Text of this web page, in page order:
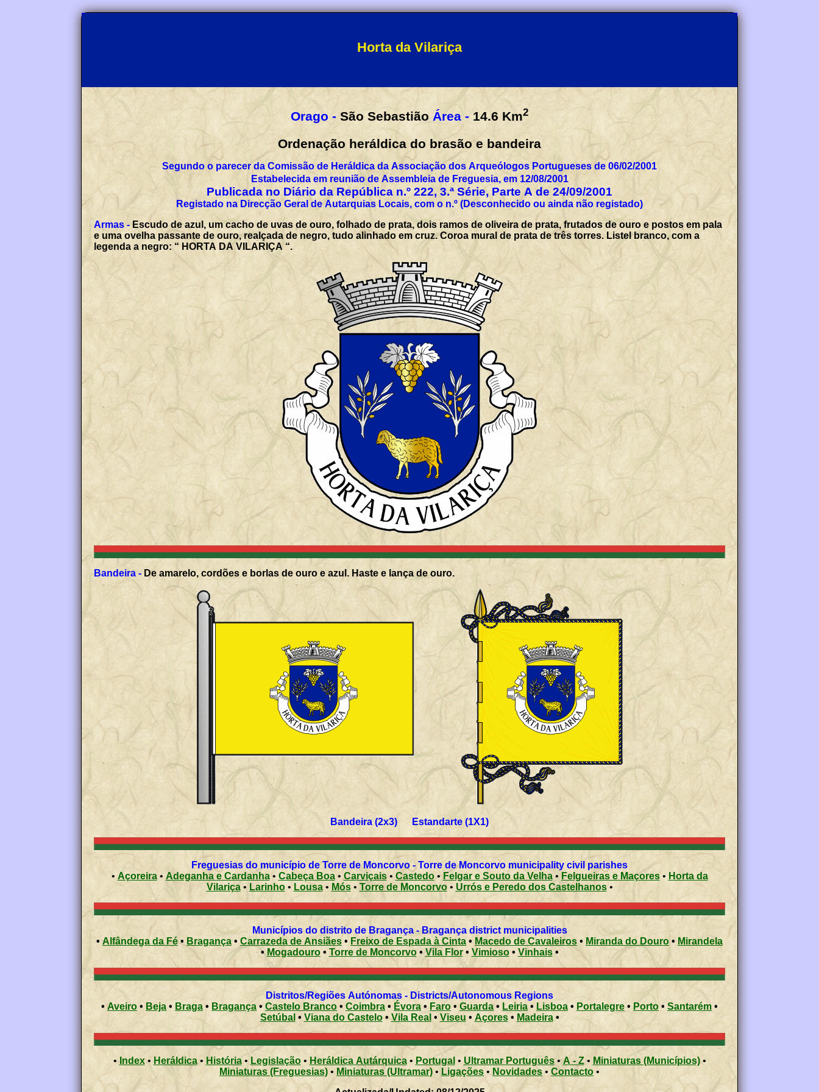
Horta da Vilariça
Orago - São Sebastião Área - 14.6 Km2
Ordenação heráldica do brasão e bandeira
Segundo o parecer da Comissão de Heráldica da Associação dos Arqueólogos Portugueses de 06/02/2001
Estabelecida em reunião de Assembleia de Freguesia, em 12/08/2001
Publicada no Diário da República n.º 222, 3.ª Série, Parte A de 24/09/2001
Registado na Direcção Geral de Autarquias Locais, com o n.º (Desconhecido ou ainda não registado)
Armas - Escudo de azul, um cacho de uvas de ouro, folhado de prata, dois ramos de oliveira de prata, frutados de ouro e postos em pala
e uma ovelha passante de ouro, realçada de negro, tudo alinhado em cruz. Coroa mural de prata de três torres. Listel branco, com a
legenda a negro: “ HORTA DA VILARIÇA “.
Bandeira - De amarelo, cordões e borlas de ouro e azul. Haste e lança de ouro.
Bandeira (2x3) Estandarte (1X1)
Freguesias do município de Torre de Moncorvo - Torre de Moncorvo municipality civil parishes
• Açoreira• Adeganha e Cardanha• Cabeça Boa• Carviçais• Castedo• Felgar e Souto da Velha• Felgueiras e Maçores• Horta da
Vilariça• Larinho• Lousa• Mós• Torre de Moncorvo• Urrós e Peredo dos Castelhanos•
Municípios do distrito de Bragança - Bragança district municipalities
• Alfândega da Fé• Bragança•Carrazeda de Ansiães• Freixo de Espada à Cinta • Macedo de Cavaleiros • Miranda do Douro • Mirandela
• Mogadouro• Torre de Moncorvo•Vila Flor• Vimioso• Vinhais•
Distritos/Regiões Autónomas - Districts/Autonomous Regions
• Aveiro • Beja • Braga• Bragança • Castelo Branco • Coimbra • Évora•Faro • Guarda • Leiria • Lisboa • Portalegre• Porto• Santarém •
Setúbal • Viana do Castelo•Vila Real • Viseu • Açores • Madeira •
•Index• Heráldica• História • Legislação • Heráldica Autárquica• Portugal • Ultramar Português•A - Z• Miniaturas (Municípios)•
Miniaturas (Freguesias) • Miniaturas (Ultramar) • Ligações • Novidades • Contacto •